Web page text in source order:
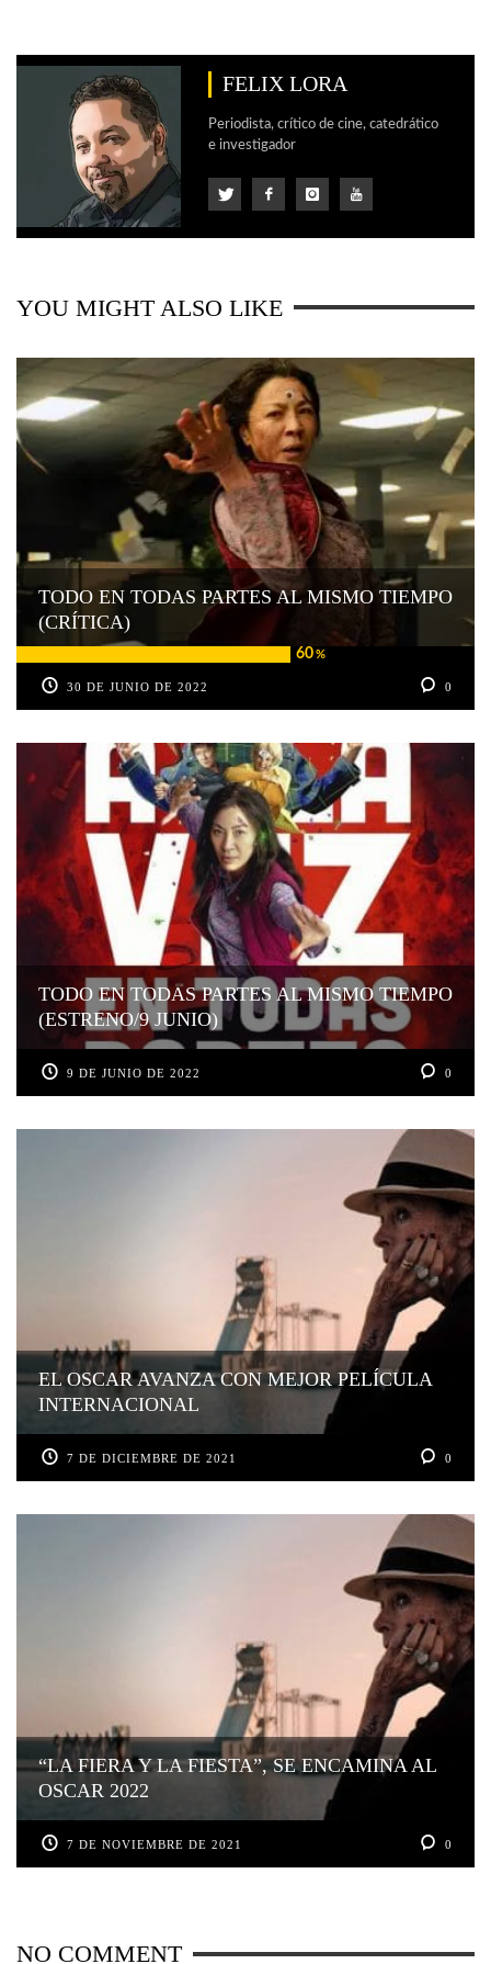
FELIX LORA
Periodista, crítico de cine, catedrático
e investigador
YOU MIGHT ALSO LIKE
60%
TODO EN TODAS PARTES AL MISMO TIEMPO
(CRÍTICA)
30 DE JUNIO DE 2022 0
TODO EN TODAS PARTES AL MISMO TIEMPO
(ESTRENO/9 JUNIO)
9 DE JUNIO DE 2022 0
EL OSCAR AVANZA CON MEJOR PELÍCULA
INTERNACIONAL
7 DE DICIEMBRE DE 2021 0
“LA FIERA Y LA FIESTA”, SE ENCAMINA AL
OSCAR 2022
7 DE NOVIEMBRE DE 2021 0
NO COMMENT